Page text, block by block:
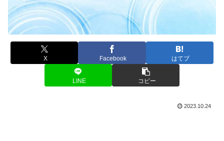
X Facebook はてブ
LINE コピー
2023.10.24